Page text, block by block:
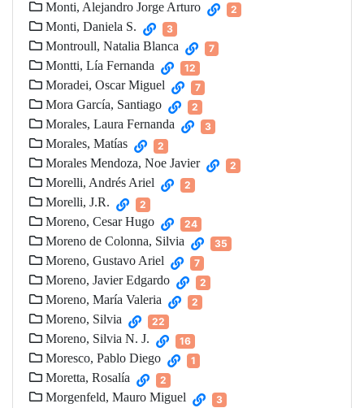
Monti, Alejandro Jorge Arturo 2
Monti, Daniela S. 3
Montroull, Natalia Blanca 7
Montti, Lía Fernanda 12
Moradei, Oscar Miguel 7
Mora García, Santiago 2
Morales, Laura Fernanda 3
Morales, Matías 2
Morales Mendoza, Noe Javier 2
Morelli, Andrés Ariel 2
Morelli, J.R. 2
Moreno, Cesar Hugo 24
Moreno de Colonna, Silvia 35
Moreno, Gustavo Ariel 7
Moreno, Javier Edgardo 2
Moreno, María Valeria 2
Moreno, Silvia 22
Moreno, Silvia N. J. 16
Moresco, Pablo Diego 1
Moretta, Rosalía 2
Morgenfeld, Mauro Miguel 3